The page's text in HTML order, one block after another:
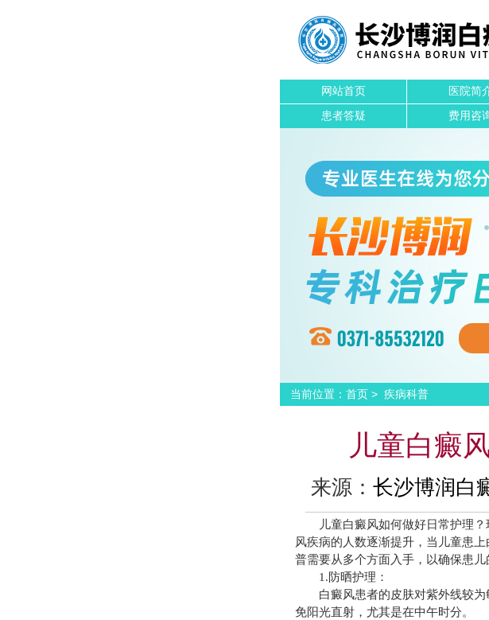
网站首页 医院简
患者答疑 费用咨
当前位置： 首页> 疾病科普
儿童白癜
来源： 长沙博润白
儿童白癜风如何做好日常护理？
风疾病的人数逐渐提升，当儿童患
普需要从多个方面入手，以确保患
1.防晒护理：
白癜风患者的皮肤对紫外线较为
免阳光直射，尤其是在中午时分。